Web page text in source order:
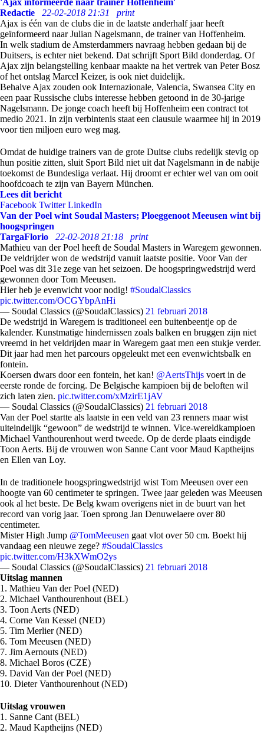
'Ajax informeerde naar trainer Hoffenheim'
Redactie
22-02-2018 21:31
print
Ajax is één van de clubs die in de laatste anderhalf jaar heeft
geïnformeerd naar Julian Nagelsmann, de trainer van Hoffenheim.
In welk stadium de Amsterdammers navraag hebben gedaan bij de
Duitsers, is echter niet bekend. Dat schrijft Sport Bild donderdag. Of
Ajax zijn belangstelling kenbaar maakte na het vertrek van Peter Bosz
of het ontslag Marcel Keizer, is ook niet duidelijk.
Behalve Ajax zouden ook Internazionale, Valencia, Swansea City en
een paar Russische clubs interesse hebben getoond in de 30-jarige
Nagelsmann. De jonge coach heeft bij Hoffenheim een contract tot
medio 2021. In zijn verbintenis staat een clausule waarmee hij in 2019
voor tien miljoen euro weg mag.
Omdat de huidige trainers van de grote Duitse clubs redelijk stevig op
hun positie zitten, sluit Sport Bild niet uit dat Nagelsmann in de nabije
toekomst de Bundesliga verlaat. Hij droomt er echter wel van om ooit
hoofdcoach te zijn van Bayern München.
Lees dit bericht
Facebook Twitter LinkedIn
Van der Poel wint Soudal Masters; Ploeggenoot Meeusen wint bij
hoogspringen
TargaFlorio
22-02-2018 21:18
print
Mathieu van der Poel heeft de Soudal Masters in Waregem gewonnen.
De veldrijder won de wedstrijd vanuit laatste positie. Voor Van der
Poel was dit 31e zege van het seizoen. De hoogspringwedstrijd werd
gewonnen door Tom Meeusen.
Hier heb je evenwicht voor nodig! #SoudalClassics
pic.twitter.com/OCGYbpAnHi
— Soudal Classics (@SoudalClassics) 21 februari 2018
De wedstrijd in Waregem is traditioneel een buitenbeentje op de
kalender. Kunstmatige hindernissen zoals balken en bruggen zijn niet
vreemd in het veldrijden maar in Waregem gaat men een stukje verder.
Dit jaar had men het parcours opgeleukt met een evenwichtsbalk en
fontein.
Koersen dwars door een fontein, het kan! @AertsThijs voert in de
eerste ronde de forcing. De Belgische kampioen bij de beloften wil
zich laten zien. pic.twitter.com/xMzirE1jAV
— Soudal Classics (@SoudalClassics) 21 februari 2018
Van der Poel startte als laatste in een veld van 23 renners maar wist
uiteindelijk “gewoon” de wedstrijd te winnen. Vice-wereldkampioen
Michael Vanthourenhout werd tweede. Op de derde plaats eindigde
Toon Aerts. Bij de vrouwen won Sanne Cant voor Maud Kaptheijns
en Ellen van Loy.
In de traditionele hoogspringwedstrijd wist Tom Meeusen over een
hoogte van 60 centimeter te springen. Twee jaar geleden was Meeusen
ook al het beste. De Belg kwam overigens niet in de buurt van het
record van vorig jaar. Toen sprong Jan Denuwelaere over 80
centimeter.
Mister High Jump @TomMeeusen gaat vlot over 50 cm. Boekt hij
vandaag een nieuwe zege? #SoudalClassics
pic.twitter.com/H3kXWmO2ys
— Soudal Classics (@SoudalClassics) 21 februari 2018
Uitslag mannen
1. Mathieu Van der Poel (NED)
2. Michael Vanthourenhout (BEL)
3. Toon Aerts (NED)
4. Corne Van Kessel (NED)
5. Tim Merlier (NED)
6. Tom Meeusen (NED)
7. Jim Aernouts (NED)
8. Michael Boros (CZE)
9. David Van der Poel (NED)
10. Dieter Vanthourenhout (NED)
Uitslag vrouwen
1. Sanne Cant (BEL)
2. Maud Kaptheijns (NED)